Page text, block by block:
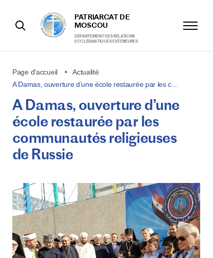
PATRIARCAT DE
MOSCOU
DÉPARTEMENT DES RELATIONS
ECCLÉSIASTIQUES EXTÉRIEURES
Page d'accueil
Actualité
A Damas, ouverture d’une école restaurée par les c…
A Damas, ouverture d’une
école restaurée par les
communautés religieuses
de Russie